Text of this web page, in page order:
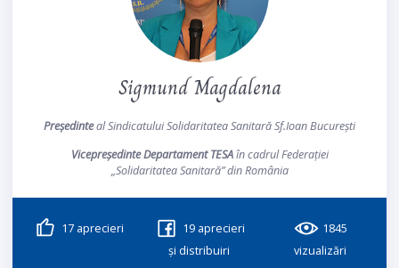
Sigmund Magdalena
Președinteal Sindicatului Solidaritatea Sanitară Sf.Ioan București
Vicepreședinte Departament TESAîn cadrul Federației
„Solidaritatea Sanitară” din România
17aprecieri 19aprecieri
și distribuiri
1845
vizualizări